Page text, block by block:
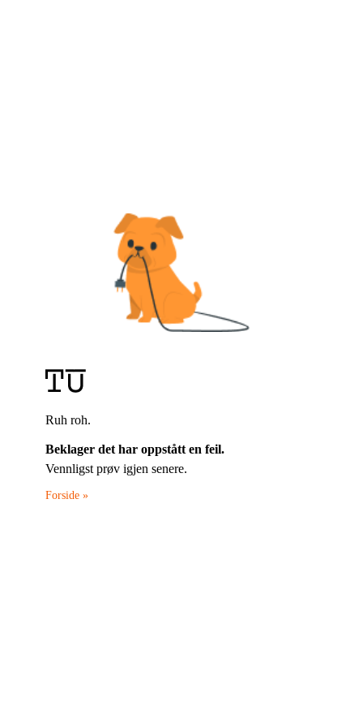
Ruh roh.
Beklager det har oppstått en feil.
Vennligst prøv igjen senere.
Forside »